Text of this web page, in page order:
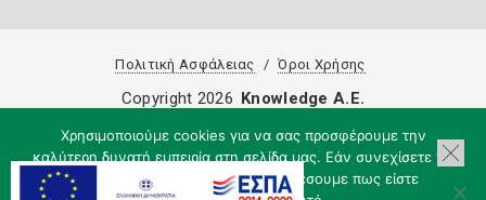
Πολιτική Ασφάλειας Όροι Χρήσης
Χρησιμοποιούμε cookies για να σας προσφέρουμε την
καλύτερη δυνατή εμπειρία στη σελίδα μας. Εάν συνεχίσετε να
χρησιμοποιείτε τη σελίδα, θα υποθέσουμε πως είστε
Copyright 2026 Knowledge A.E.